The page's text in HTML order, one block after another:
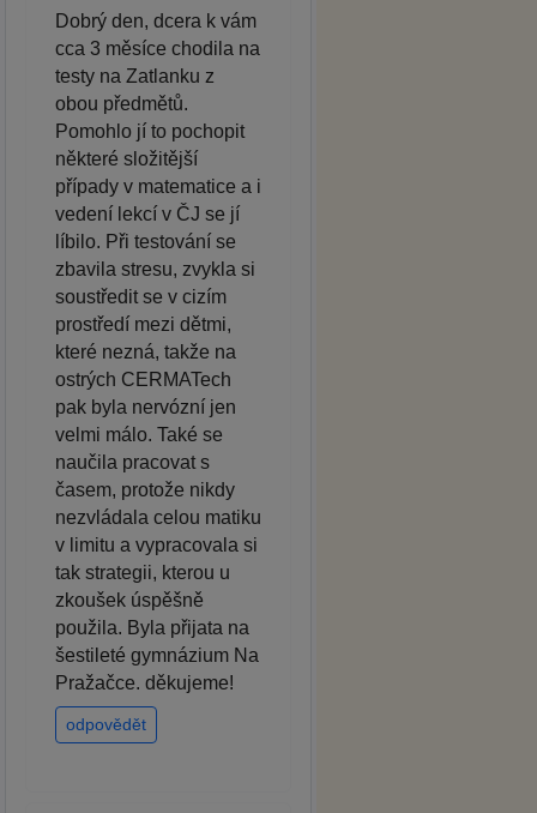
Dobrý den, dcera k vám
cca 3 měsíce chodila na
testy na Zatlanku z
obou předmětů.
Pomohlo jí to pochopit
některé složitější
případy v matematice a i
vedení lekcí v ČJ se jí
líbilo. Při testování se
zbavila stresu, zvykla si
soustředit se v cizím
prostředí mezi dětmi,
které nezná, takže na
ostrých CERMATech
pak byla nervózní jen
velmi málo. Také se
naučila pracovat s
časem, protože nikdy
nezvládala celou matiku
v limitu a vypracovala si
tak strategii, kterou u
zkoušek úspěšně
použila. Byla přijata na
šestileté gymnázium Na
Pražačce. děkujeme!
odpovědět